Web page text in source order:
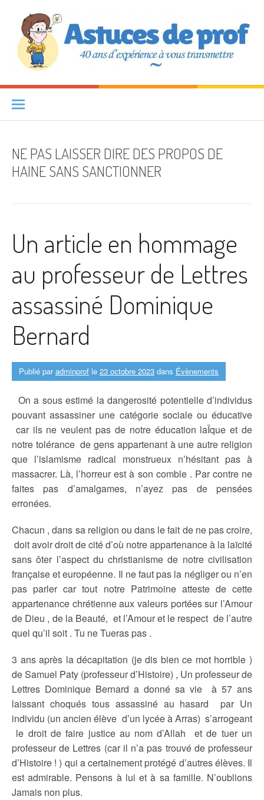
Astuces de prof
NE PAS LAISSER DIRE DES PROPOS DE
HAINE SANS SANCTIONNER
Un article en hommage
au professeur de Lettres
assassiné Dominique
Bernard
Publié paradminprof le 23 octobre 2023 dans Évènements
On a sous estimé la dangerosité potentielle d’individus
pouvant assassiner une catégorie sociale ou éducative
car ils ne veulent pas de notre éducation laÏque et de
notre tolérance de gens appartenant à une autre religion
que l’islamisme radical monstrueux n’hésitant pas à
massacrer. Là, l’horreur est à son comble . Par contre ne
faites pas d’amalgames, n’ayez pas de pensées
erronées.
Chacun , dans sa religion ou dans le fait de ne pas croire,
doit avoir droit de cité d’où notre appartenance à la laïcité
sans ôter l’aspect du christianisme de notre civilisation
française et européenne. Il ne faut pas la négliger ou n’en
pas parler car tout notre Patrimoine atteste de cette
appartenance chrétienne aux valeurs portées sur l’Amour
de Dieu , de la Beauté, et l’Amour et le respect de l’autre
quel qu’il soit . Tu ne Tueras pas .
3 ans après la décapitation (je dis bien ce mot horrible )
de Samuel Paty (professeur d’Histoire) , Un professeur de
Lettres Dominique Bernard a donné sa vie à 57 ans
laissant choqués tous assassiné au hasard par Un
individu (un ancien élève d’un lycée à Arras) s’arrogeant
le droit de faire justice au nom d’Allah et de tuer un
professeur de Lettres (car il n’a pas trouvé de professeur
d’Histoire ! ) qui a certainement protégé d’autres élèves. Il
est admirable. Pensons à lui et à sa famille. N’oublions
Jamais non plus.